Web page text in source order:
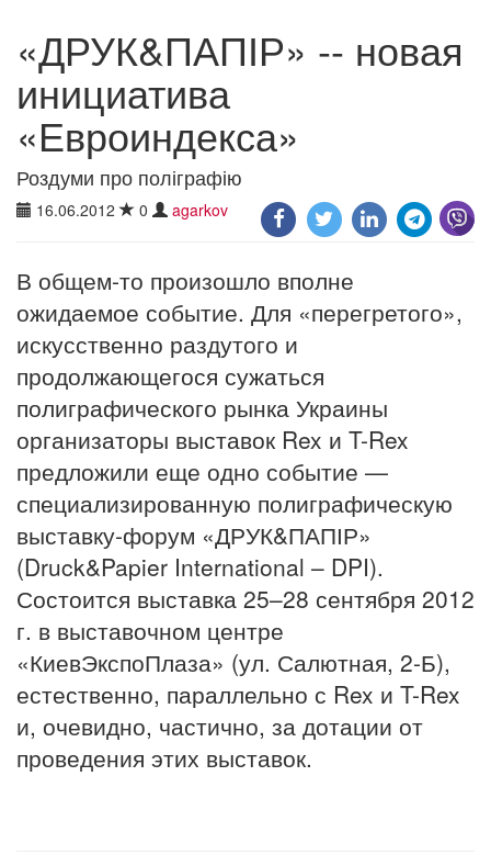
«ДРУК&ПАПІР» -- новая
инициатива
«Евроиндекса»
Роздуми про поліграфію
16.06.2012 0 agarkov
В общем-то произошло вполне
ожидаемое событие. Для «перегретого»,
искусственно раздутого и
продолжающегося сужаться
полиграфического рынка Украины
организаторы выставок Rex и T-Rex
предложили еще одно событие —
специализированную полиграфическую
выставку-форум «ДРУК&ПАПІР»
(Druck&Papier International – DPI).
Состоится выставка 25–28 сентября 2012
г. в выставочном центре
«КиевЭкспоПлаза» (ул. Салютная, 2-Б),
естественно, параллельно с Rex и T-Rex
и, очевидно, частично, за дотации от
проведения этих выставок.